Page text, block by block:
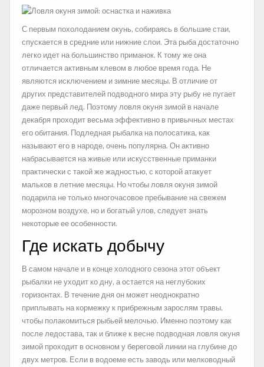
С первым похолоданием окунь, собираясь в большие стаи,
спускается в средние или нижние слои. Эта рыба достаточно
легко идет на большинство приманок. К тому же она
отличается активным клевом в любое время года. Не
являются исключением и зимние месяцы. В отличие от
других представителей подводного мира эту рыбу не пугает
даже первый лед. Поэтому ловля окуня зимой в начале
декабря проходит весьма эффективно в привычных местах
его обитания. Подледная рыбалка на полосатика, как
называют его в народе, очень популярна. Он активно
набрасывается на живые или искусственные приманки
практически с такой же жадностью, с которой атакует
мальков в летние месяцы. Но чтобы ловля окуня зимой
подарила не только многочасовое пребывание на свежем
морозном воздухе, но и богатый улов, следует знать
некоторые ее особенности.
Где искать добычу
В самом начале и в конце холодного сезона этот объект
рыбалки не уходит ко дну, а остается на неглубоких
горизонтах. В течение дня он может неоднократно
приплывать на кормежку к прибрежным зарослям травы,
чтобы полакомиться рыбьей мелочью. Именно поэтому как
после ледостава, так и ближе к весне подводная ловля окуня
зимой проходит в основном у береговой линии на глубине до
двух метров. Если в водоеме есть заводь или мелководный